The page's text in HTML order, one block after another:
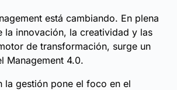
está cambiando. En plena
la innovación, la creatividad y las
de transformación, surge un
Management 4.0.
la gestión pone el foco en el